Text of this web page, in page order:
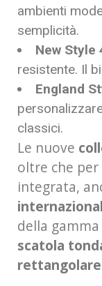
ambienti
semplicità.
New Style
resistente. Il
England
classici.
Le nuove
oltre che per
integrata,
della
scatola
rettangolare